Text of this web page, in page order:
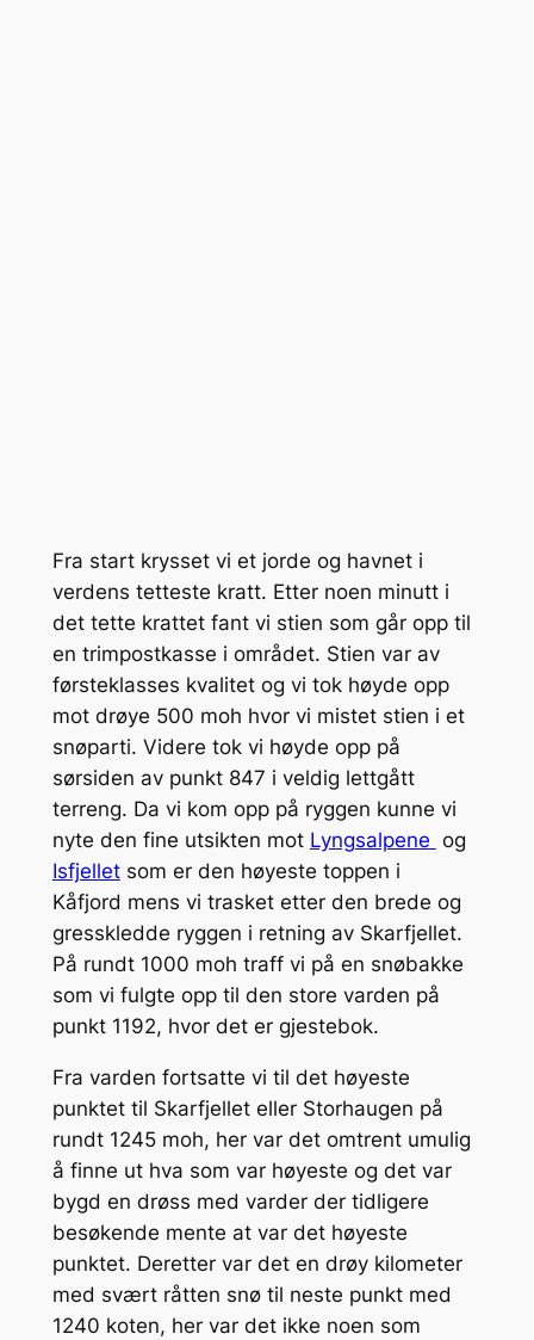
Fra start krysset vi et jorde og havnet i
verdens tetteste kratt. Etter noen minutt i
det tette krattet fant vi stien som går opp til
en trimpostkasse i området. Stien var av
førsteklasses kvalitet og vi tok høyde opp
mot drøye 500 moh hvor vi mistet stien i et
snøparti. Videre tok vi høyde opp på
sørsiden av punkt 847 i veldig lettgått
terreng. Da vi kom opp på ryggen kunne vi
nyte den fine utsikten mot Lyngsalpene og
Isfjelletsom er den høyeste toppen i
Kåfjord mens vi trasket etter den brede og
gresskledde ryggen i retning av Skarfjellet.
På rundt 1000 moh traff vi på en snøbakke
som vi fulgte opp til den store varden på
punkt 1192, hvor det er gjestebok.
Fra varden fortsatte vi til det høyeste
punktet til Skarfjellet eller Storhaugen på
rundt 1245 moh, her var det omtrent umulig
å finne ut hva som var høyeste og det var
bygd en drøss med varder der tidligere
besøkende mente at var det høyeste
punktet. Deretter var det en drøy kilometer
med svært råtten snø til neste punkt med
1240 koten, her var det ikke noen som